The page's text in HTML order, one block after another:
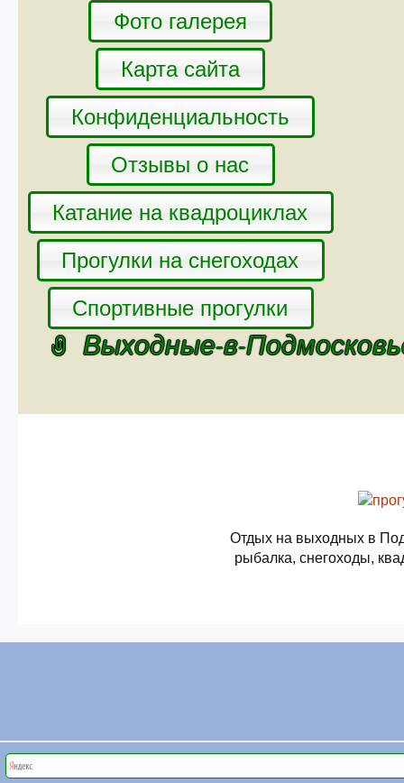
Фото галерея
Карта сайта
Конфиденциальность
Отзывы о нас
Катание на квадроциклах
Прогулки на снегоходах
Спортивные прогулки
Выходные-в-
Отдых на выходных в
рыбалка, снегоходы,